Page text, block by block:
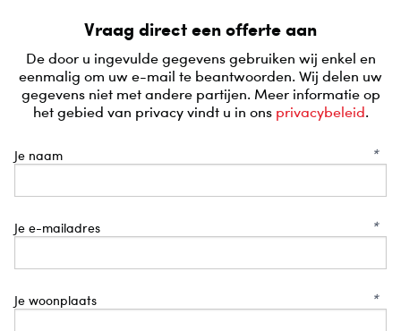
Vraag direct een offerte aan
De door u ingevulde gegevens gebruiken wij enkel en
eenmalig om uw e-mail te beantwoorden. Wij delen uw
gegevens niet met andere partijen. Meer informatie op
het gebied van privacy vindt u in ons privacybeleid.
Je naam *
Je e-mailadres *
Je woonplaats *